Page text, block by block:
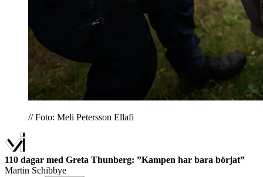
// Foto: Meli Petersson Ellafi
110 dagar med Greta Thunberg: ”Kampen har bara börjat”
Martin Schibbye